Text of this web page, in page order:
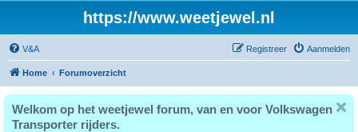
https://www.weetjewel.nl
V&A Aanmelden
Registreer
Home Forumoverzicht
Welkom op het weetjewel forum, van en voor Volkswagen
Transporter rijders.